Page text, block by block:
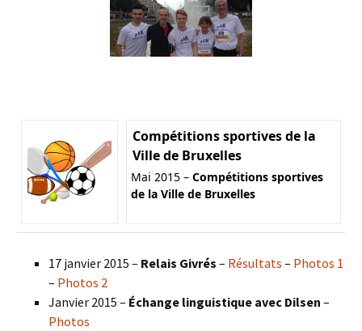
Compétitions sportives de la
Ville de Bruxelles
Mai 2015 – Compétitions sportives
de la Ville de Bruxelles
17 janvier 2015 – Relais Givrés – Résultats – Photos 1
– Photos 2
Janvier 2015 – Échange linguistique avec Dilsen –
Photos